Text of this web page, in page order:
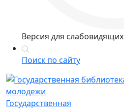
Версия для слабовидящих
Поиск по сайту
Государственная